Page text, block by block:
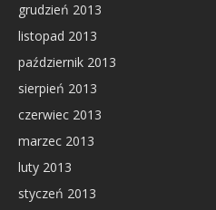
grudzień 2013
listopad 2013
październik 2013
sierpień 2013
czerwiec 2013
marzec 2013
luty 2013
styczeń 2013